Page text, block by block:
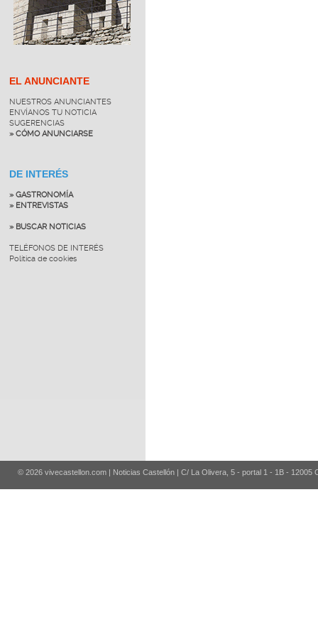
EL ANUNCIANTE
NUESTROS ANUNCIANTES
ENVÍANOS TU NOTICIA
SUGERENCIAS
» CÓMO ANUNCIARSE
DE INTERÉS
» GASTRONOMÍA
» ENTREVISTAS
» BUSCAR NOTICIAS
TELÉFONOS DE INTERÉS
Política de cookies
© 2026 vivecastellon.com | Noticias Castellón | C/ La Olivera, 5 - portal 1 - 1B - 12005